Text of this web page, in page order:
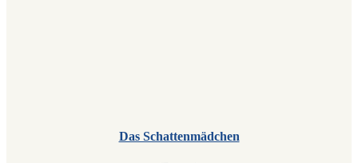
Das Schattenmädchen